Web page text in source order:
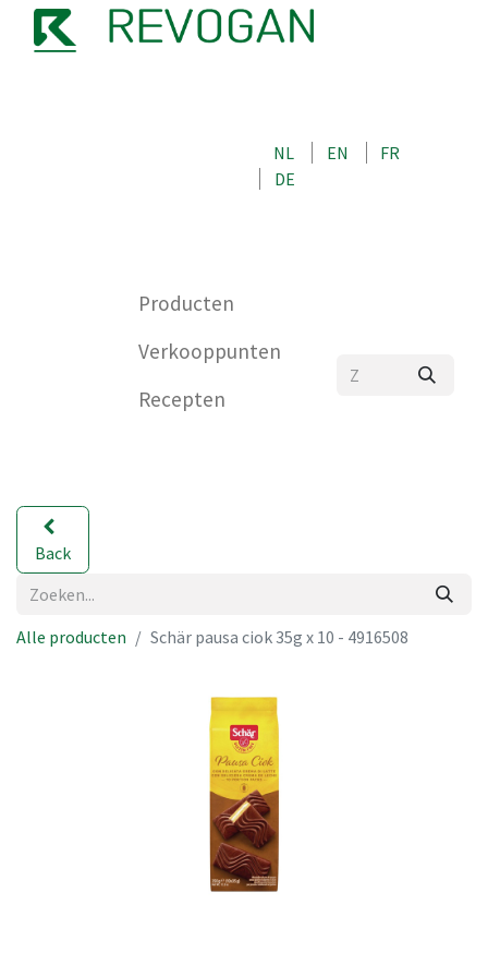
NL EN
FR
DE
Producten
Verkooppunten
Recepten
Back
Alle producten Schär pausa ciok 35g x 10 - 4916508